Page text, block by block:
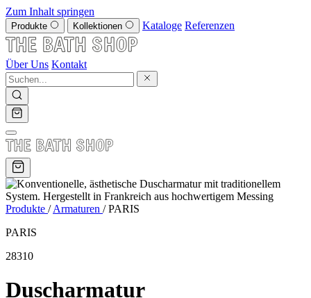
Zum Inhalt springen
Produkte Kollektionen Kataloge Referenzen
Über Uns Kontakt
Produkte / Armaturen / PARIS
PARIS
28310
Duscharmatur